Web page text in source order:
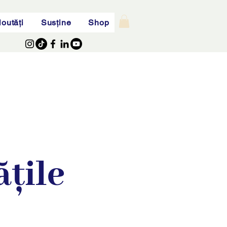
Susține Shop